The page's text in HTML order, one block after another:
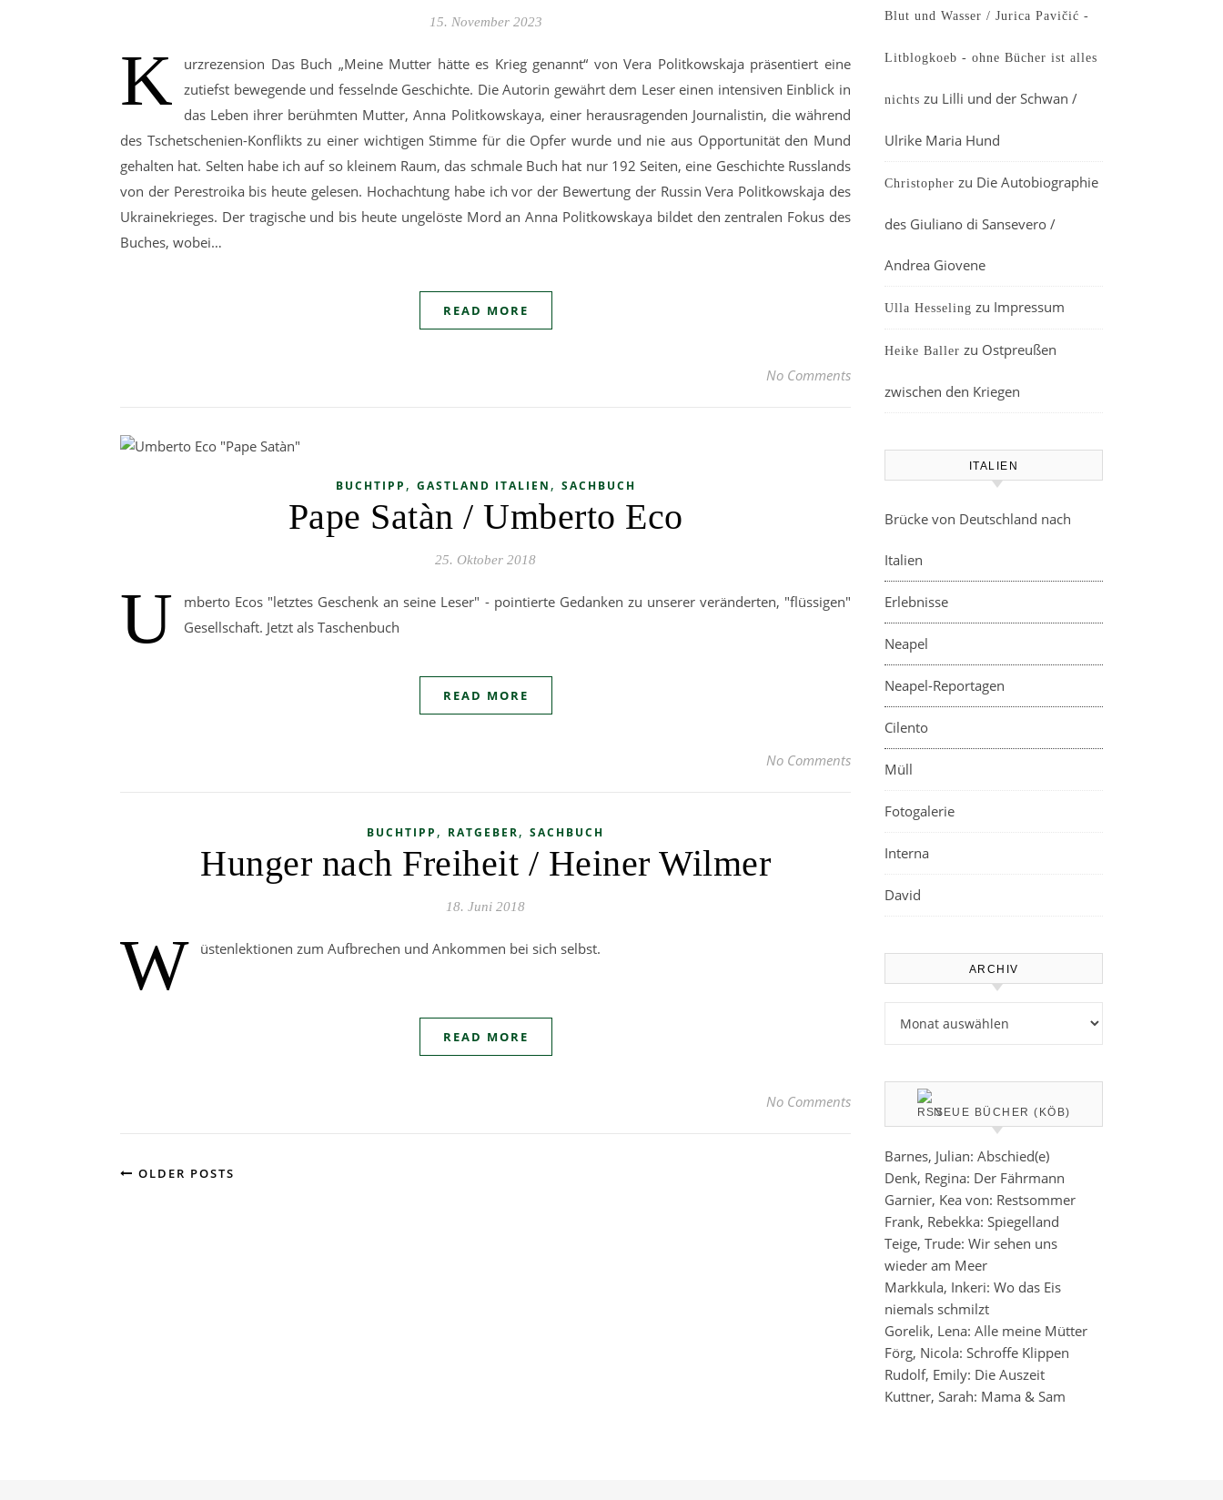
15. November 2023
K
urzrezension Das Buch „Meine Mutter hätte es Krieg genannt“ von Vera Politkowskaja präsentiert eine
zutiefst bewegende und fesselnde Geschichte. Die Autorin gewährt dem Leser einen intensiven Einblick in
das Leben ihrer berühmten Mutter, Anna Politkowskaya, einer herausragenden Journalistin, die während
des Tschetschenien-Konflikts zu einer wichtigen Stimme für die Opfer wurde und nie aus Opportunität den Mund
gehalten hat. Selten habe ich auf so kleinem Raum, das schmale Buch hat nur 192 Seiten, eine Geschichte Russlands
von der Perestroika bis heute gelesen. Hochachtung habe ich vor der Bewertung der Russin Vera Politkowskaja des
Ukrainekrieges. Der tragische und bis heute ungelöste Mord an Anna Politkowskaya bildet den zentralen Fokus des
Buches, wobei…
READ MORE
No Comments
BUCHTIPP , GASTLAND ITALIEN , SACHBUCH
Pape Satàn / Umberto Eco
25. Oktober 2018
U
mberto Ecos "letztes Geschenk an seine Leser" - pointierte Gedanken zu unserer veränderten, "flüssigen"
Gesellschaft. Jetzt als Taschenbuch
READ MORE
No Comments
BUCHTIPP , RATGEBER, SACHBUCH
Hunger nach Freiheit / Heiner Wilmer
18. Juni 2018
W üstenlektionen zum Aufbrechen und Ankommen bei sich selbst.
READ MORE
No Comments
OLDER POSTS
Blut und Wasser / Jurica Pavičić -
Litblogkoeb - ohne Bücher ist alles
nichts zu Lilli und der Schwan /
Ulrike Maria Hund
Christopher zu Die Autobiographie
des Giuliano di Sansevero /
Andrea Giovene
Ulla Hesseling zu Impressum
Heike Baller zu Ostpreußen
zwischen den Kriegen
ITALIEN
Brücke von Deutschland nach
Italien
Erlebnisse
Neapel
Neapel-Reportagen
Cilento
Müll
Fotogalerie
Interna
David
ARCHIV
NEUE BÜCHER (KÖB)
Barnes, Julian: Abschied(e)
Denk, Regina: Der Fährmann
Garnier, Kea von: Restsommer
Frank, Rebekka: Spiegelland
Teige, Trude: Wir sehen uns
wieder am Meer
Markkula, Inkeri: Wo das Eis
niemals schmilzt
Gorelik, Lena: Alle meine Mütter
Förg, Nicola: Schroffe Klippen
Rudolf, Emily: Die Auszeit
Kuttner, Sarah: Mama & Sam